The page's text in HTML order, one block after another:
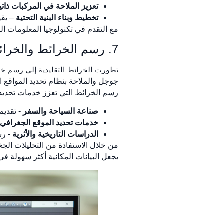
تعزيز الملاحة في المركبات
تخطيط وبناء البنية التحتية –
مع التقدم في تكنولوجيا المعلومات
7. رسم الخرائط والخرائط الرقمية
تطورت الخرائط التقليدية إلى رسم
رسم الخرائط التي تعزز خدمات
صناعة السياحة والسفر -
خدمات تحديد الموقع
الدراسات التاريخية والأثرية -
من خلال الاستفادة من التحليلات
يجعل البيانات المكانية أكثر سهولة